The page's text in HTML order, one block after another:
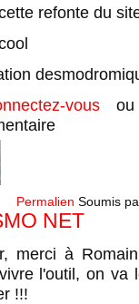
refonte du
vous
Permalien Soumis
NET
merci à
l'outil, on va
!!!